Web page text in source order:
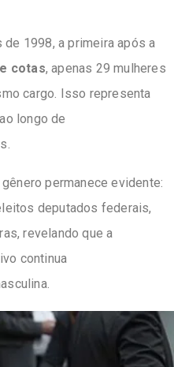
1998, a primeira após a
cotas, apenas 29 mulheres
cargo. Isso representa
longo de
permanece evidente:
deputados federais,
revelando que a
continua